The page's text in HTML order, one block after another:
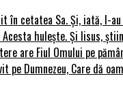
cetatea Sa. Și, iată, I-
hulește. Și Iisus,
are Fiul Omului pe
Dumnezeu, Care dă